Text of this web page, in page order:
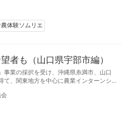
集を終了した。
体験ソムリエ
者も（山口県宇部市編）
業の採択を受け、沖縄県糸満市、山口
て、関東地方を中心に農業インターンシ
制作など、実践的な６次産業化を学ぶ
中旬より募集を開始した。